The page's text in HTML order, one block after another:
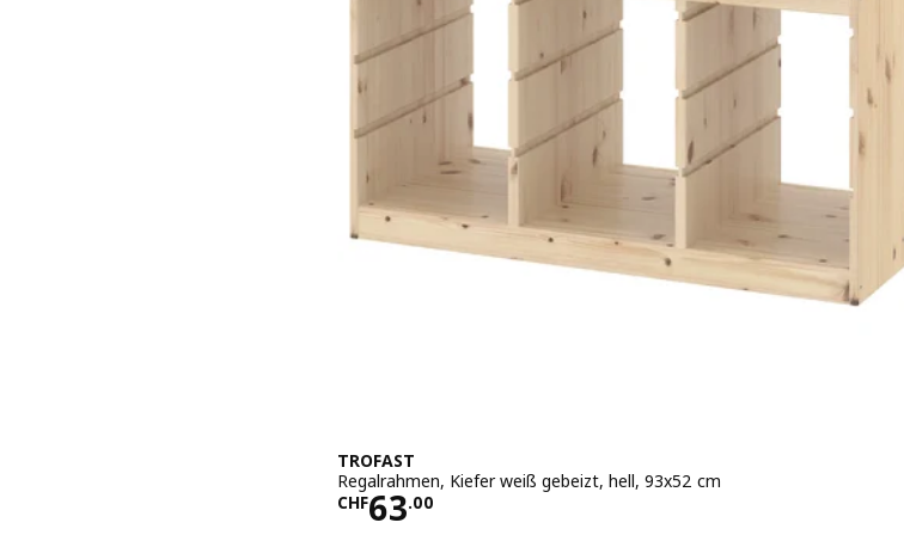
TROFAST
Regalrahmen, Kiefer weiß gebeizt, hell, 93x52 cm
CHF63.00
Preis CHF 63.00